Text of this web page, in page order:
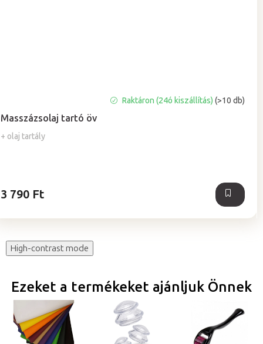
Masszázsolaj tartó öv
+ olaj tartály
átlagos
értékelése
Raktáron (24ó kiszállítás)(>10 db)
3 790 Ft
High-contrast mode
Ezeket a termékeket ajánljuk Önnek